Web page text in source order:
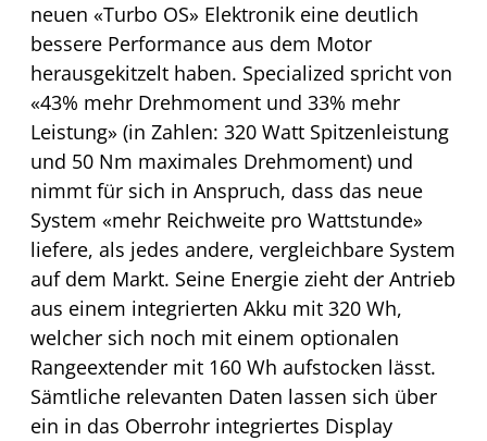
neuen «Turbo OS» Elektronik eine deutlich
bessere Performance aus dem Motor
herausgekitzelt haben. Specialized spricht von
«43% mehr Drehmoment und 33% mehr
Leistung» (in Zahlen: 320 Watt Spitzenleistung
und 50 Nm maximales Drehmoment) und
nimmt für sich in Anspruch, dass das neue
System «mehr Reichweite pro Wattstunde»
liefere, als jedes andere, vergleichbare System
auf dem Markt. Seine Energie zieht der Antrieb
aus einem integrierten Akku mit 320 Wh,
welcher sich noch mit einem optionalen
Rangeextender mit 160 Wh aufstocken lässt.
Sämtliche relevanten Daten lassen sich über
ein in das Oberrohr integriertes Display